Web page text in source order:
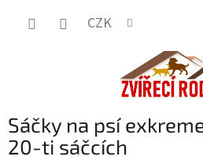
CZK
Sáčky na psí
20-ti sáčcích